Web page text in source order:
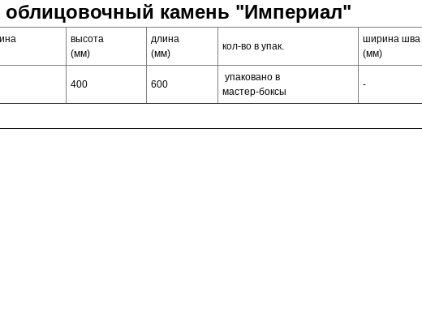
камень "Империал"
высота
(мм)
длина
(мм)
кол-во в упак.
ширина шва
(мм)
400 600
упаковано в
мастер-боксы
-